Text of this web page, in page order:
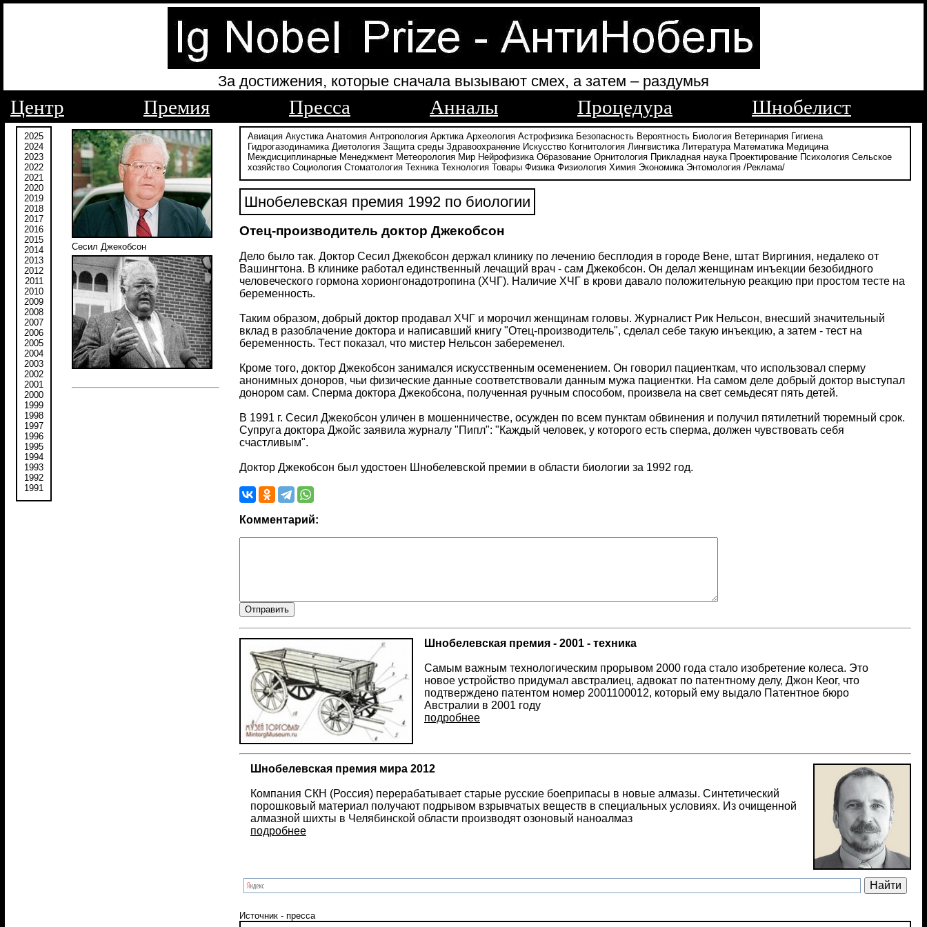
За достижения, которые сначала вызывают смех, а затем – раздумья
Центр Премия Пресса Анналы Процедура Шнобелист
2025
2024
2023
2022
2021
2020
2019
2018
2017
2016
2015
2014
2013
2012
2011
2010
2009
2008
2007
2006
2005
2004
2003
2002
2001
2000
1999
1998
1997
1996
1995
1994
1993
1992
1991
Сесил Джекобсон
Авиация Акустика Анатомия Антропология Арктика Археология Астрофизика Безопасность Вероятность Биология Ветеринария Гигиена
Гидрогазодинамика Диетология Защита среды Здравоохранение Искусство Когнитология Лингвистика Литература Математика Медицина
Междисциплинарные Менеджмент Метеорология Мир Нейрофизика Образование Орнитология Прикладная наука Проектирование Психология Сельское
хозяйство Социология Стоматология Техника Технология Товары Физика Физиология Химия Экономика Энтомология /Реклама/
Шнобелевская премия 1992 по биологии
Отец-производитель доктор Джекобсон
Дело было так. Доктор Сесил Джекобсон держал клинику по лечению бесплодия в городе Вене, штат Виргиния, недалеко от
Вашингтона. В клинике работал единственный лечащий врач - сам Джекобсон. Он делал женщинам инъекции безобидного
человеческого гормона хорионгонадотропина (ХЧГ). Наличие ХЧГ в крови давало положительную реакцию при простом тесте на
беременность.
Таким образом, добрый доктор продавал ХЧГ и морочил женщинам головы. Журналист Рик Нельсон, внесший значительный
вклад в разоблачение доктора и написавший книгу "Отец-производитель", сделал себе такую инъекцию, а затем - тест на
беременность. Тест показал, что мистер Нельсон забеременел.
Кроме того, доктор Джекобсон занимался искусственным осеменением. Он говорил пациенткам, что использовал сперму
анонимных доноров, чьи физические данные соответствовали данным мужа пациентки. На самом деле добрый доктор выступал
донором сам. Сперма доктора Джекобсона, полученная ручным способом, произвела на свет семьдесят пять детей.
В 1991 г. Сесил Джекобсон уличен в мошенничестве, осужден по всем пунктам обвинения и получил пятилетний тюремный срок.
Супруга доктора Джойс заявила журналу "Пипл": "Каждый человек, у которого есть сперма, должен чувствовать себя
счастливым".
Доктор Джекобсон был удостоен Шнобелевской премии в области биологии за 1992 год.
Комментарий:
Шнобелевская премия - 2001 - техника
Cамым важным технологическим прорывом 2000 года стало изобретение колеса. Это
новое устройство придумал австралиец, адвокат по патентному делу, Джон Кеог, что
подтверждено патентом номер 2001100012, который ему выдало Патентное бюро
Австралии в 2001 году
подробнее
Шнобелевская премия мира 2012
Компания СКН (Россия) перерабатывает старые русские боеприпасы в новые алмазы. Синтетический
порошковый материал получают подрывом взрывчатых веществ в специальных условиях. Из очищенной
алмазной шихты в Челябинской области производят озоновый наноалмаз
подробнее
Источник - пресса